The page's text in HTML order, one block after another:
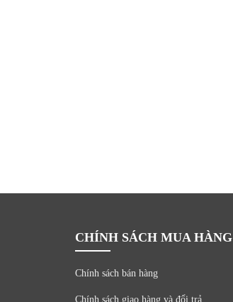
CHÍNH SÁCH MUA HÀNG
Chính sách bán hàng
Chính sách giao hàng và đổi trả